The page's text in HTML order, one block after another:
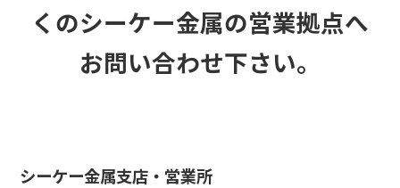
くのシーケー金属の営業拠点へ
お問い合わせ下さい。
シーケー金属支店・営業所